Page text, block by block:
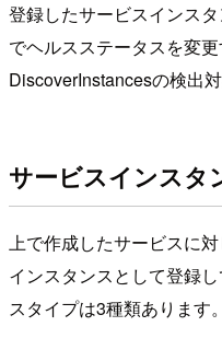
登録したサービスインス
でヘルスステータスを変更
DiscoverInstancesの検出
サービスインスタ
上で作成したサービスに
インスタンスとして登録
スタイプは3種類あります。